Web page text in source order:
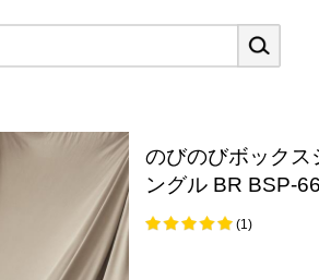
のびのびボックス
ングル BR BSP-
(1)